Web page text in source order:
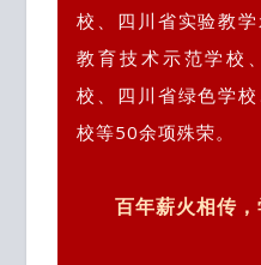
校、四川省实验教
教育技术示范学校
校、四川 省绿色学
校等50余项殊荣。
百年薪火相传